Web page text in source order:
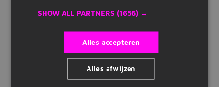
32 tot 40 uur per week
fulltime, parttime
VACATUREBESCHRIJVING
Gezocht: Verkoopadviseur Binnendienst
Duurzaamheid voor een uniek en dynamisch
InschrijvenSHOW ALL PARTNERS (1656) →
Alles accepteren
Alles afwijzen